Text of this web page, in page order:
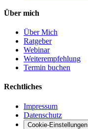
Über mich
Über Mich
Ratgeber
Webinar
Weiterempfehlung
Termin buchen
Rechtliches
Impressum
Datenschutz
Cookie-Einstellungen